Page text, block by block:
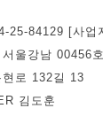
25-84129 [사업
울강남 00456호
로 132길 13
김도훈